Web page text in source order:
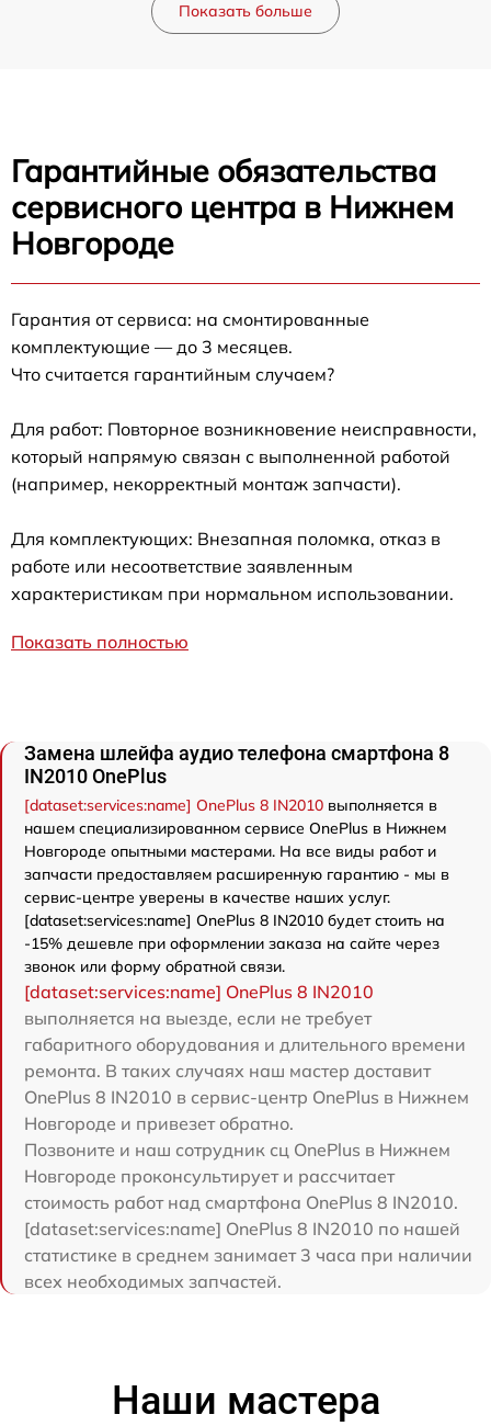
Показать больше
Гарантийные обязательства
сервисного центра в Нижнем
Новгороде
Гарантия от сервиса: на смонтированные
комплектующие — до 3 месяцев.
Что считается гарантийным случаем?
Для работ: Повторное возникновение неисправности,
который напрямую связан с выполненной работой
(например, некорректный монтаж запчасти).
Для комплектующих: Внезапная поломка, отказ в
работе или несоответствие заявленным
характеристикам при нормальном использовании.
Показать полностью
Замена шлейфа аудио телефона смартфона 8
IN2010 OnePlus
[dataset:services:name] OnePlus 8 IN2010 выполняется в
нашем специализированном сервисе OnePlus в Нижнем
Новгороде опытными мастерами. На все виды работ и
запчасти предоставляем расширенную гарантию - мы в
сервис-центре уверены в качестве наших услуг.
[dataset:services:name] OnePlus 8 IN2010 будет стоить на
-15% дешевле при оформлении заказа на сайте через
звонок или форму обратной связи.
[dataset:services:name] OnePlus 8 IN2010
выполняется на выезде, если не требует
габаритного оборудования и длительного времени
ремонта. В таких случаях наш мастер доставит
OnePlus 8 IN2010 в сервис-центр OnePlus в Нижнем
Новгороде и привезет обратно.
Позвоните и наш сотрудник сц OnePlus в Нижнем
Новгороде проконсультирует и рассчитает
стоимость работ над смартфона OnePlus 8 IN2010.
[dataset:services:name] OnePlus 8 IN2010 по нашей
статистике в среднем занимает 3 часа при наличии
всех необходимых запчастей.
Наши мастера